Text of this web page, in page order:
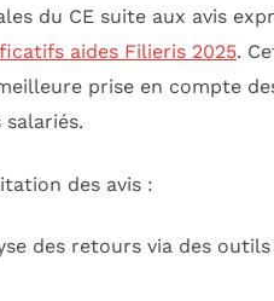
du CE suite aux avis
aides Filieris 2025.
prise en compte
des avis :
des retours via des outils